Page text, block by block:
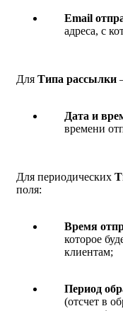
Email
адреса, с
Для Типа рассылки
Дата и
времени
Для периодических
поля:
Время
которое
клиентам;
Период
(отсчет в